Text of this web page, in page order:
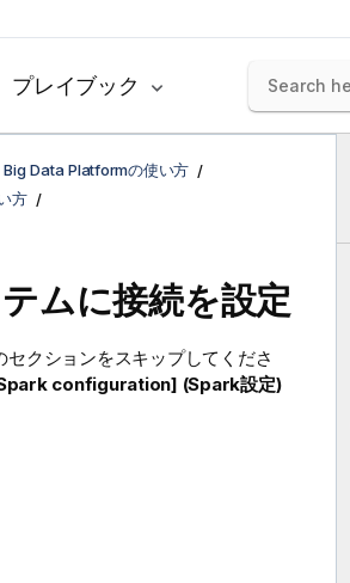
プレイブック
Data Platformの使い方
方
ムに接続を設定
クションをスキップしてくださ
configuration] (Spark設定)